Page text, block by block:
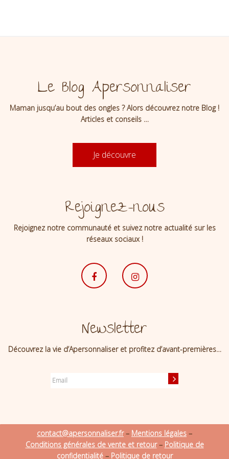
Le Blog Apersonnaliser
Maman jusqu’au bout des ongles ? Alors découvrez notre Blog !
Articles et conseils …
Je découvre
Rejoignez-nous
Rejoignez notre communauté et suivez notre actualité sur les
réseaux sociaux !
Newsletter
Découvrez la vie d’Apersonnaliser et profitez d’avant-premières…
contact@apersonnaliser.fr– Mentions légales –
Conditions générales de vente et retour– Politique de
confidentialité– Politique de retour